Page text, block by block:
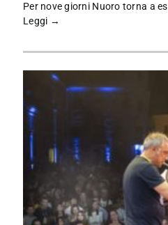
Per nove giorni Nuoro torna a
Leggi →